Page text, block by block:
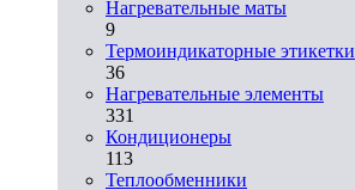
Нагревательные маты
9
Термоиндикаторные этикетки
36
Нагревательные элементы
331
Кондиционеры
113
Теплообменники